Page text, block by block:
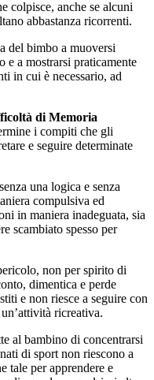
colpisce, anche se alcuni
abbastanza ricorrenti.
del bimbo a muoversi
e a mostrarsi praticamente
in cui è necessario, ad
di Memoria
i compiti che gli
e seguire determinate
una logica e senza
compulsiva ed
in maniera inadeguata, sia
scambiato spesso per
non per spirito di
dimentica e perde
e non riesce a seguire con
ricreativa.
al bambino di concentrarsi
di sport non riescono a
tale per apprendere e